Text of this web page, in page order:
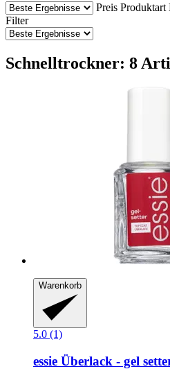
Preis Produktart
Filter
Schnelltrockner: 8
Warenkorb
5.0 (1)
essie Überlack -​ gel